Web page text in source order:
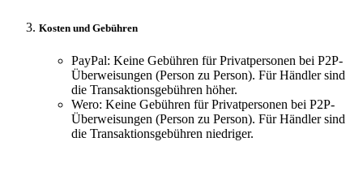
Kosten und Gebühren
PayPal: Keine Gebühren für Privatpersonen bei P2P-
Überweisungen (Person zu Person). Für Händler sind
die Transaktionsgebühren höher.
Wero: Keine Gebühren für Privatpersonen bei P2P-
Überweisungen (Person zu Person). Für Händler sind
die Transaktionsgebühren niedriger.